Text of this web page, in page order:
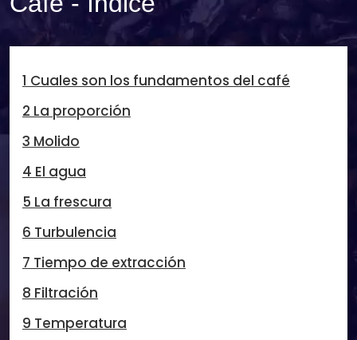
1 Cuales son los fundamentos del café
2 La proporción
3 Molido
4 El agua
5 La frescura
6 Turbulencia
7 Tiempo de extracción
8 Filtración
9 Temperatura